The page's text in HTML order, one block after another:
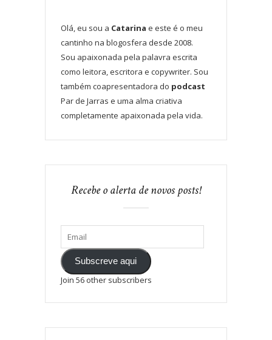
Olá, eu sou a Catarina e este é o meu
cantinho na blogosfera desde 2008.
Sou apaixonada pela palavra escrita
como leitora, escritora e copywriter. Sou
também coapresentadora do podcast
Par de Jarras e uma alma criativa
completamente apaixonada pela vida.
Recebe o alerta de novos posts!
Subscreve aqui
Join 56 other subscribers